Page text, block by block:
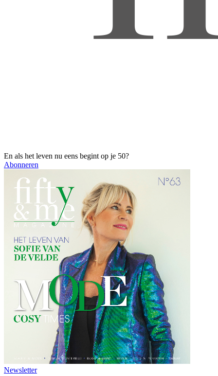
En als het leven nu eens begint op je 50?
Abonneren
Newsletter